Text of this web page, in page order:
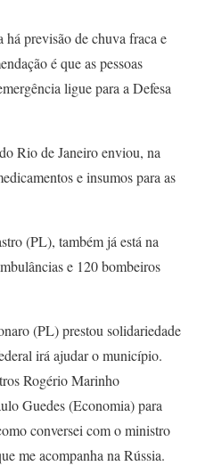
há previsão de chuva fraca e
é que as pessoas
ligue para a Defesa
Rio de Janeiro enviou, na
e insumos para as
(PL), também já está na
e 120 bombeiros
(PL) prestou solidariedade
irá ajudar o município.
Rogério Marinho
Guedes (Economia) para
conversei com o ministro
me acompanha na Rússia.